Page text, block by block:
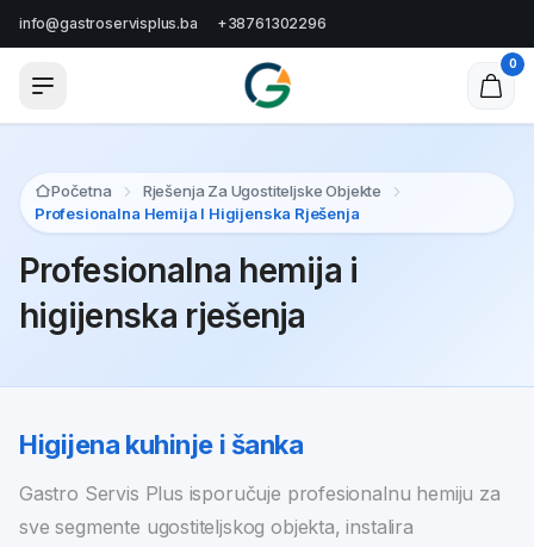
info@gastroservisplus.ba +38761302296
0
Početna
Rješenja Za Ugostiteljske Objekte
Profesionalna Hemija I Higijenska Rješenja
Profesionalna hemija i
higijenska rješenja
Higijena kuhinje i šanka
Gastro Servis Plus isporučuje profesionalnu hemiju za
sve segmente ugostiteljskog objekta, instalira